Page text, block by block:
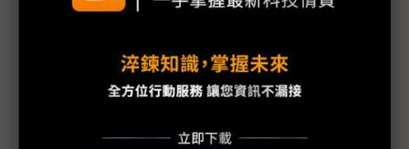
高通劉思泰：小模型將催生邊緣AI殺手級應用
Skymizer唐文力：AI與晶片開發「時間差」急速縮短